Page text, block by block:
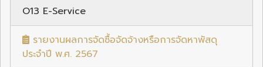
O13 E-Service
รายงานผลการจัดซื้อจัดจ้างหรือการจัดหาพัสดุ
ประจำปี พ.ศ. 2567